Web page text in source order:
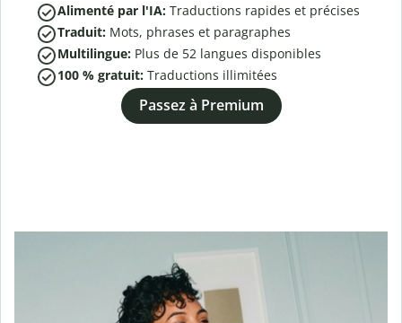
Alimenté par l'IA: Traductions rapides et précises
Traduit: Mots, phrases et paragraphes
Multilingue: Plus de 52 langues disponibles
100 % gratuit: Traductions illimitées
Passez à Premium